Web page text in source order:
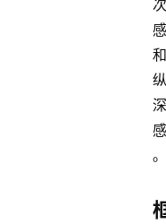
次
感
和
纵
深
感
。